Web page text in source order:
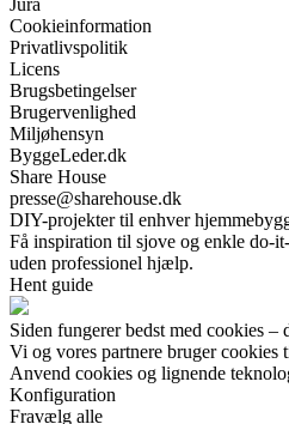
Cookieinformation
Privatlivspolitik
Licens
Brugsbetingelser
Brugervenlighed
Miljøhensyn
ByggeLeder.dk
Share House
presse@sharehouse.dk
DIY-projekter til enhver
Få inspiration til sjove og enkle do-
uden professionel hjælp.
Hent guide
Siden fungerer bedst med cookies –
Vi og vores partnere bruger
Anvend cookies og lignende
Konfiguration
Fravælg alle